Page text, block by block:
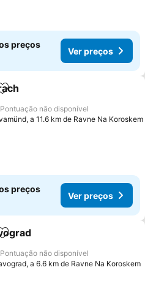
preços
Ver preços
Adicionar aos favoritos
Pontuação não disponível
a 11.6 km de Ravne Na Koroskem
preços
Ver preços
Adicionar aos favoritos
Pontuação não disponível
a 6.6 km de Ravne Na Koroskem